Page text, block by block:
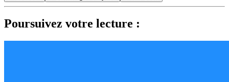
Poursuivez votre lecture :